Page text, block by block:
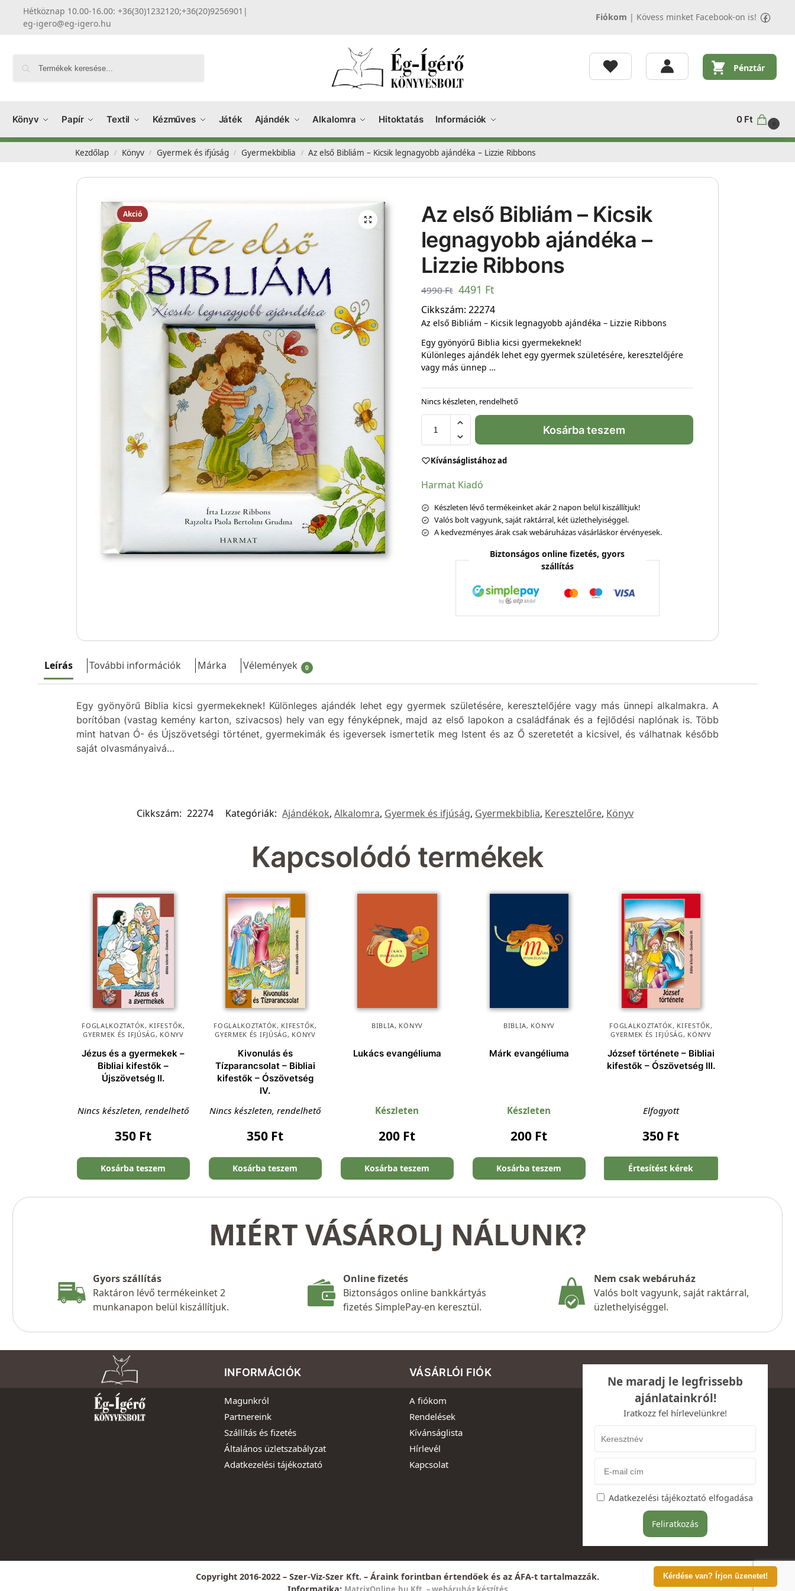
Hétköznap 10.00-16.00: +36(30)1232120;+36(20)9256901 |
eg-igero@eg-igero.hu
Fiókom | Kövess minket Facebook-on is!
Pénztár
Könyv Papír Textil Kézműves Játék Ajándék Alkalomra Hitoktatás Információk 0 Ft 0
Kezdőlap / Könyv / Gyermek és ifjúság / Gyermekbiblia / Az első Bibliám – Kicsik legnagyobb ajándéka – Lizzie Ribbons
Akció
Az első Bibliám – Kicsik
legnagyobb ajándéka –
Lizzie Ribbons
4990Ft 4491 Ft
Cikkszám: 22274
Az első Bibliám – Kicsik legnagyobb ajándéka – Lizzie Ribbons
Egy gyönyörű Biblia kicsi gyermekeknek!
Különleges ajándék lehet egy gyermek születésére, keresztelőjére
vagy más ünnep …
Nincs készleten, rendelhető
Kosárba teszem
Kívánságlistához ad
Harmat Kiadó
Készleten lévő termékeinket akár 2 napon belül kiszállítjuk!
Valós bolt vagyunk, saját raktárral, két üzlethelyiséggel.
A kedvezményes árak csak webáruházas vásárláskor érvényesek.
Biztonságos online fizetés, gyors
szállítás
Kérdése van? Írjon üzenetet!
Leírás További információk Márka Vélemények 0
Egy gyönyörű Biblia kicsi gyermekeknek! Különleges ajándék lehet egy gyermek születésére, keresztelőjére vagy más ünnepi alkalmakra. A
borítóban (vastag kemény karton, szivacsos) hely van egy fényképnek, majd az első lapokon a családfának és a fejlődési naplónak is. Több
mint hatvan Ó- és Újszövetségi történet, gyermekimák és igeversek ismertetik meg Istent és az Ő szeretetét a kicsivel, és válhatnak később
saját olvasmányaivá…
Cikkszám: 22274 Kategóriák: Ajándékok,Alkalomra, Gyermek és ifjúság, Gyermekbiblia, Keresztelőre, Könyv
Kapcsolódó termékek
FOGLALKOZTATÓK, KIFESTŐK,
GYERMEK ÉS IFJÚSÁG, KÖNYV
Jézus és a gyermekek –
Bibliai kifestők –
Újszövetség II.
Nincs készleten, rendelhető
350 Ft
Kosárba teszem
FOGLALKOZTATÓK, KIFESTŐK,
GYERMEK ÉS IFJÚSÁG, KÖNYV
Kivonulás és
Tízparancsolat – Bibliai
kifestők – Ószövetség
IV.
Nincs készleten, rendelhető
350 Ft
Kosárba teszem
BIBLIA, KÖNYV
Lukács evangéliuma
Készleten
200 Ft
Kosárba teszem
BIBLIA, KÖNYV
Márk evangéliuma
Készleten
200 Ft
Kosárba teszem
FOGLALKOZTATÓK, KIFESTŐK,
GYERMEK ÉS IFJÚSÁG, KÖNYV
József története – Bibliai
kifestők – Ószövetség III.
Elfogyott
350 Ft
Értesítést kérek
MIÉRT VÁSÁROLJ NÁLUNK?
Gyors szállítás
Raktáron lévő termékeinket 2
munkanapon belül kiszállítjuk.
Online fizetés
Biztonságos online bankkártyás
fizetés SimplePay-en keresztül.
Nem csak webáruház
Valós bolt vagyunk, saját raktárral,
üzlethelyiséggel.
INFORMÁCIÓK
Magunkról
Partnereink
Szállítás és fizetés
Általános üzletszabályzat
Adatkezelési tájékoztató
VÁSÁRLÓI FIÓK
A fiókom
Rendelések
Kívánságlista
Hírlevél
Kapcsolat
Ne maradj le legfrissebb
ajánlatainkról!
Iratkozz fel hírlevelünkre!
Adatkezelési tájékoztató elfogadása
Copyright 2016-2022 – Szer-Viz-Szer Kft. – Áraink forintban értendőek és az ÁFA-t tartalmazzák.